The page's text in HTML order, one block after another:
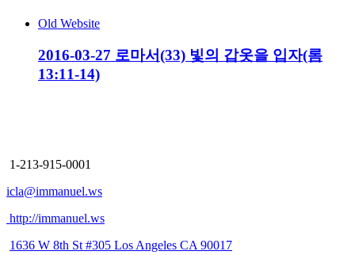
Old Website
2016-03-27 로마서(33) 빛의 갑옷을 입자(롬
13:11-14)
1-213-915-0001
icla@immanuel.ws
http://immanuel.ws
1636 W 8th St #305 Los Angeles CA 90017